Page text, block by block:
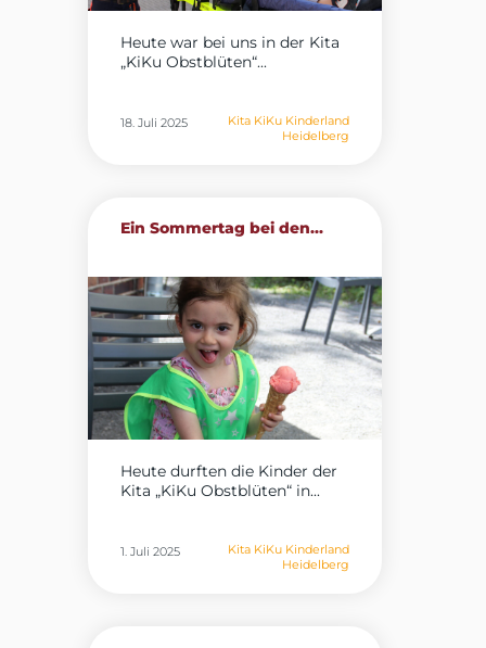
Heute war bei uns in der Kita
„KiKu Obstblüten“...
18. Juli 2025
Kita KiKu Kinderland
Heidelberg
Ein Sommertag bei den...
Heute durften die Kinder der
Kita „KiKu Obstblüten“ in...
1. Juli 2025
Kita KiKu Kinderland
Heidelberg